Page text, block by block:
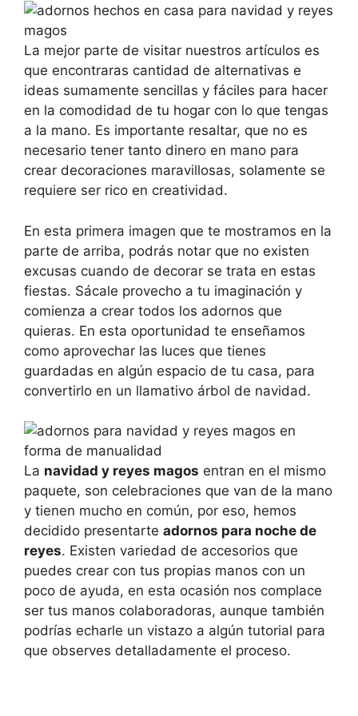
La mejor parte de visitar nuestros artículos es
que encontraras cantidad de alternativas e
ideas sumamente sencillas y fáciles para hacer
en la comodidad de tu hogar con lo que tengas
a la mano. Es importante resaltar, que no es
necesario tener tanto dinero en mano para
crear decoraciones maravillosas, solamente se
requiere ser rico en creatividad.
En esta primera imagen que te mostramos en la
parte de arriba, podrás notar que no existen
excusas cuando de decorar se trata en estas
fiestas. Sácale provecho a tu imaginación y
comienza a crear todos los adornos que
quieras. En esta oportunidad te enseñamos
como aprovechar las luces que tienes
guardadas en algún espacio de tu casa, para
convertirlo en un llamativo árbol de navidad.
La navidad y reyes magos entran en el mismo
paquete, son celebraciones que van de la mano
y tienen mucho en común, por eso, hemos
decidido presentarte adornos para noche de
reyes. Existen variedad de accesorios que
puedes crear con tus propias manos con un
poco de ayuda, en esta ocasión nos complace
ser tus manos colaboradoras, aunque también
podrías echarle un vistazo a algún tutorial para
que observes detalladamente el proceso.